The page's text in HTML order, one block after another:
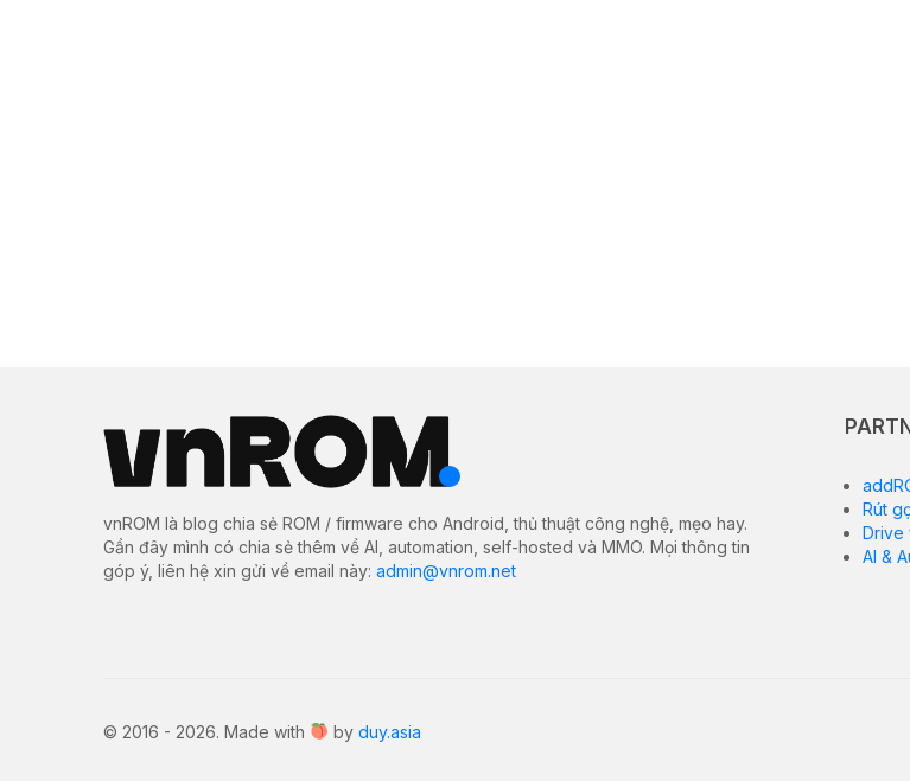
vnROM là blog chia sẻ ROM / firmware cho Android, thủ thuật công nghệ, mẹo hay.
Gần đây mình có chia sẻ thêm về AI, automation, self-hosted và MMO. Mọi thông tin
góp ý, liên hệ xin gửi về email này: admin@vnrom.net
Rút
Drive
AI &
© 2016 - 2026. Made with by duy.asia